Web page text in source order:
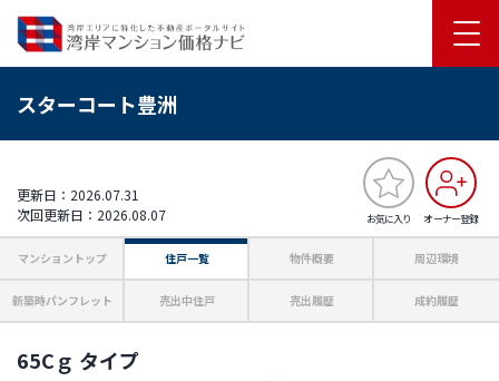
スターコート豊洲
お気に入り オーナー登録
更新日：2026.07.31
次回更新日：2026.08.07
マンショントップ 住戸一覧 物件概要 周辺環境
新築時パンフレット 売出中住戸 売出履歴 成約履歴
65Cｇ タイプ